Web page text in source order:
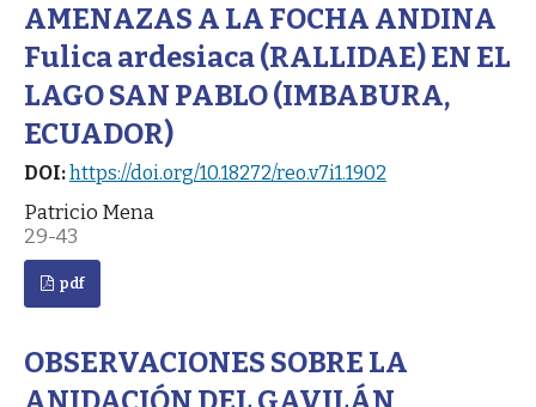
AMENAZAS A LA FOCHA ANDINA
Fulica ardesiaca (RALLIDAE) EN EL
LAGO SAN PABLO (IMBABURA,
ECUADOR)
DOI:https://doi.org/10.18272/reo.v7i1.1902
Patricio Mena
29-43
pdf
OBSERVACIONES SOBRE LA